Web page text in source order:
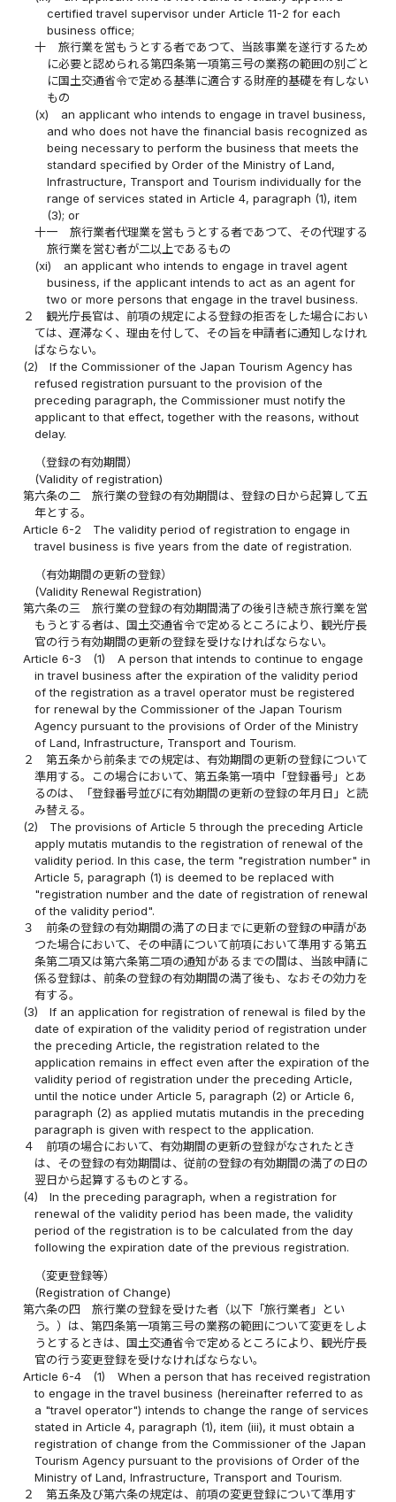
certified travel supervisor under Article 11-2 for each
business office;
十
旅行業を営もうとする者であつて、当該事業を遂行するため
に必要と認められる第四条第一項第三号の業務の範囲の別ごと
に国土交通省令で定める基準に適合する財産的基礎を有しない
もの
(x)
an applicant who intends to engage in travel business,
and who does not have the financial basis recognized as
being necessary to perform the business that meets the
standard specified by Order of the Ministry of Land,
Infrastructure, Transport and Tourism individually for the
range of services stated in Article 4, paragraph (1), item
(3); or
十一
旅行業者代理業を営もうとする者であつて、その代理する
旅行業を営む者が二以上であるもの
(xi)
an applicant who intends to engage in travel agent
business, if the applicant intends to act as an agent for
two or more persons that engage in the travel business.
２
観光庁長官は、前項の規定による登録の拒否をした場合におい
ては、遅滞なく、理由を付して、その旨を申請者に通知しなけれ
ばならない。
(2)
If the Commissioner of the Japan Tourism Agency has
refused registration pursuant to the provision of the
preceding paragraph, the Commissioner must notify the
applicant to that effect, together with the reasons, without
delay.
（登録の有効期間）
(Validity of registration)
第六条の二
旅行業の登録の有効期間は、登録の日から起算して五
年とする。
Article 6-2
The validity period of registration to engage in
travel business is five years from the date of registration.
（有効期間の更新の登録）
(Validity Renewal Registration)
第六条の三
旅行業の登録の有効期間満了の後引き続き旅行業を営
もうとする者は、国土交通省令で定めるところにより、観光庁長
官の行う有効期間の更新の登録を受けなければならない。
Article 6-3
(1)
A person that intends to continue to engage
in travel business after the expiration of the validity period
of the registration as a travel operator must be registered
for renewal by the Commissioner of the Japan Tourism
Agency pursuant to the provisions of Order of the Ministry
of Land, Infrastructure, Transport and Tourism.
２
第五条から前条までの規定は、有効期間の更新の登録について
準用する。この場合において、第五条第一項中「登録番号」とあ
るのは、「登録番号並びに有効期間の更新の登録の年月日」と読
み替える。
(2)
The provisions of Article 5 through the preceding Article
apply mutatis mutandis to the registration of renewal of the
validity period. In this case, the term "registration number" in
Article 5, paragraph (1) is deemed to be replaced with
"registration number and the date of registration of renewal
of the validity period".
３
前条の登録の有効期間の満了の日までに更新の登録の申請があ
つた場合において、その申請について前項において準用する第五
条第二項又は第六条第二項の通知があるまでの間は、当該申請に
係る登録は、前条の登録の有効期間の満了後も、なおその効力を
有する。
(3)
If an application for registration of renewal is filed by the
date of expiration of the validity period of registration under
the preceding Article, the registration related to the
application remains in effect even after the expiration of the
validity period of registration under the preceding Article,
until the notice under Article 5, paragraph (2) or Article 6,
paragraph (2) as applied mutatis mutandis in the preceding
paragraph is given with respect to the application.
４
前項の場合において、有効期間の更新の登録がなされたとき
は、その登録の有効期間は、従前の登録の有効期間の満了の日の
翌日から起算するものとする。
(4)
In the preceding paragraph, when a registration for
renewal of the validity period has been made, the validity
period of the registration is to be calculated from the day
following the expiration date of the previous registration.
（変更登録等）
(Registration of Change)
第六条の四
旅行業の登録を受けた者（以下「旅行業者」とい
う。）は、第四条第一項第三号の業務の範囲について変更をしよ
うとするときは、国土交通省令で定めるところにより、観光庁長
官の行う変更登録を受けなければならない。
Article 6-4
(1)
When a person that has received registration
to engage in the travel business (hereinafter referred to as
a "travel operator") intends to change the range of services
stated in Article 4, paragraph (1), item (iii), it must obtain a
registration of change from the Commissioner of the Japan
Tourism Agency pursuant to the provisions of Order of the
Ministry of Land, Infrastructure, Transport and Tourism.
２
第五条及び第六条の規定は、前項の変更登録について準用す